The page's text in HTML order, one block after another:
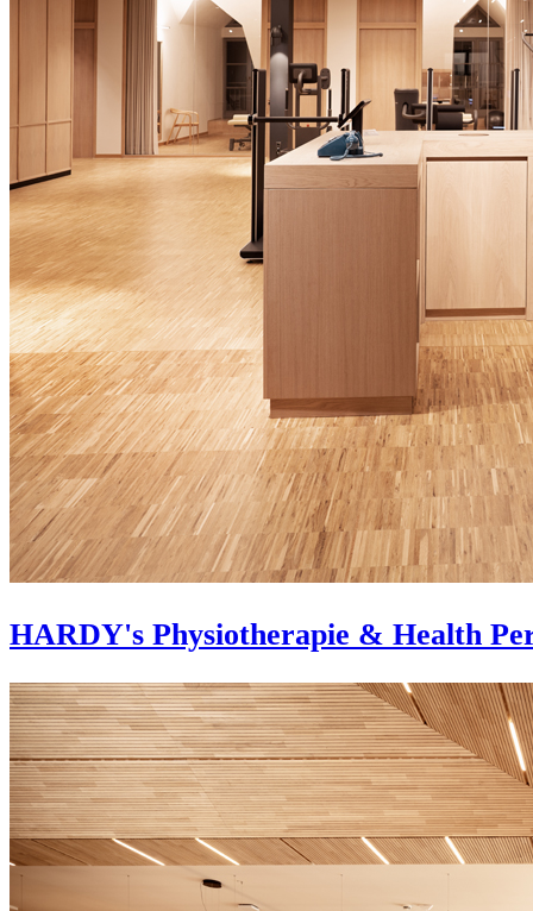
HARDY's Physiotherapie & Health